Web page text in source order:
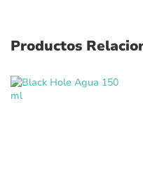
Productos